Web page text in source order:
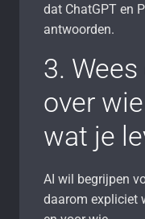
dat ChatGPT en
antwoorden.
3.
over
wat je
AI wil begrijpen
daarom expliciet